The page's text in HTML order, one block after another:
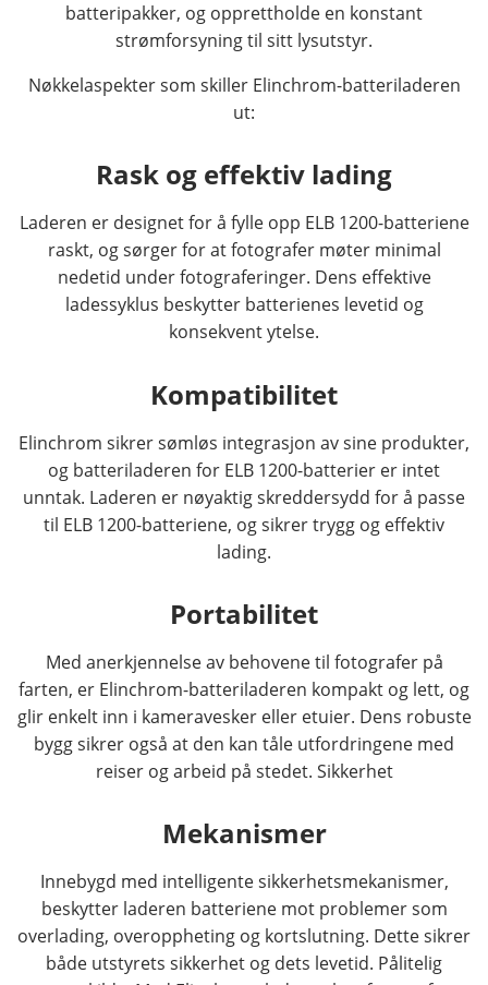
batteripakker, og opprettholde en konstant
strømforsyning til sitt lysutstyr.
Nøkkelaspekter som skiller Elinchrom-batteriladeren
ut:
Rask og effektiv lading
Laderen er designet for å fylle opp ELB 1200-batteriene
raskt, og sørger for at fotografer møter minimal
nedetid under fotograferinger. Dens effektive
ladessyklus beskytter batterienes levetid og
konsekvent ytelse.
Kompatibilitet
Elinchrom sikrer sømløs integrasjon av sine produkter,
og batteriladeren for ELB 1200-batterier er intet
unntak. Laderen er nøyaktig skreddersydd for å passe
til ELB 1200-batteriene, og sikrer trygg og effektiv
lading.
Portabilitet
Med anerkjennelse av behovene til fotografer på
farten, er Elinchrom-batteriladeren kompakt og lett, og
glir enkelt inn i kameravesker eller etuier. Dens robuste
bygg sikrer også at den kan tåle utfordringene med
reiser og arbeid på stedet. Sikkerhet
Mekanismer
Innebygd med intelligente sikkerhetsmekanismer,
beskytter laderen batteriene mot problemer som
overlading, overoppheting og kortslutning. Dette sikrer
både utstyrets sikkerhet og dets levetid. Pålitelig